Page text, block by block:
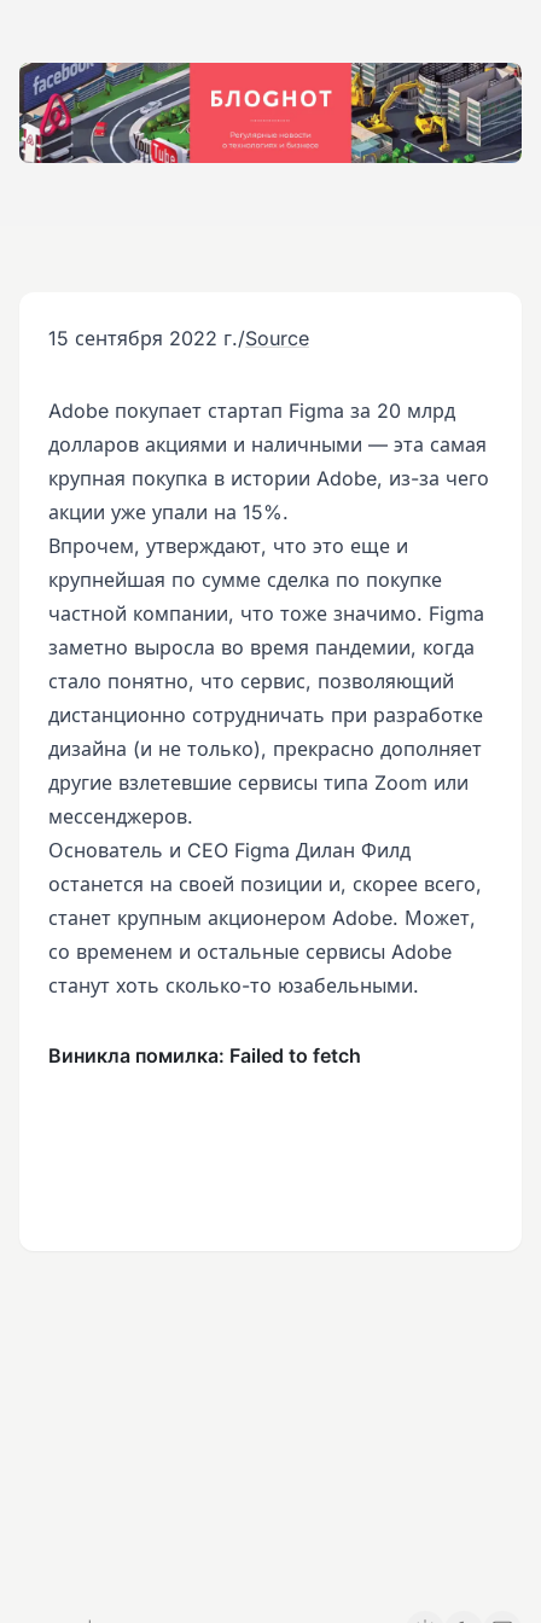
15 сентября 2022 г./Source
Adobe покупает стартап Figma за 20 млрд
долларов акциями и наличными — эта самая
крупная покупка в истории Adobe, из-за чего
акции уже упали на 15%.
Впрочем, утверждают, что это еще и
крупнейшая по сумме сделка по покупке
частной компании, что тоже значимо. Figma
заметно выросла во время пандемии, когда
стало понятно, что сервис, позволяющий
дистанционно сотрудничать при разработке
дизайна (и не только), прекрасно дополняет
другие взлетевшие сервисы типа Zoom или
мессенджеров.
Основатель и CEO Figma Дилан Филд
останется на своей позиции и, скорее всего,
станет крупным акционером Adobe. Может,
со временем и остальные сервисы Adobe
станут хоть сколько-то юзабельными.